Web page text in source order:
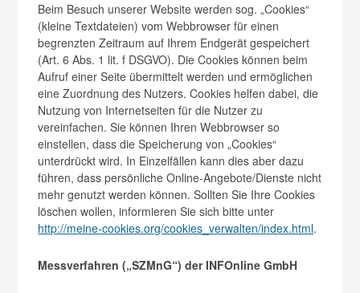
Beim Besuch unserer Website werden sog. „Cookies“
(kleine Textdateien) vom Webbrowser für einen
begrenzten Zeitraum auf Ihrem Endgerät gespeichert
(Art. 6 Abs. 1 lit. f DSGVO). Die Cookies können beim
Aufruf einer Seite übermittelt werden und ermöglichen
eine Zuordnung des Nutzers. Cookies helfen dabei, die
Nutzung von Internetseiten für die Nutzer zu
vereinfachen. Sie können Ihren Webbrowser so
einstellen, dass die Speicherung von „Cookies“
unterdrückt wird. In Einzelfällen kann dies aber dazu
führen, dass persönliche Online-Angebote/Dienste nicht
mehr genutzt werden können. Sollten Sie Ihre Cookies
löschen wollen, informieren Sie sich bitte unter
http://meine-cookies.org/cookies_verwalten/index.html.
Messverfahren („SZMnG“) der INFOnline GmbH